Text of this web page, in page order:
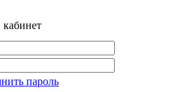
пароль